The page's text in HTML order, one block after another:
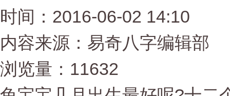
时间：2016-06-02 14:10
内容来源：易奇八字编辑部
浏览量：11632